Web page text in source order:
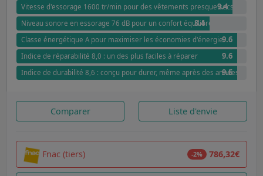
Vitesse d'essorage 1600 tr/min pour des vêtements presque secs
9.4
Niveau sonore en essorage 76 dB pour un confort équilibré
8.4
Classe énergétique A pour maximiser les économies d'énergie9.6
Indice de réparabilité 8,0 : un des plus faciles à réparer 9.6
Indice de durabilité 8,6 : conçu pour durer, même après des années
9.6
Comparer Liste d'envie
Fnac (tiers) -2% 786,32€